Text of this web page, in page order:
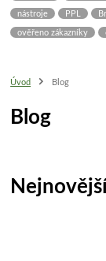
nástroje PPL
ověřeno zákazníky
Úvod Blog
Blog